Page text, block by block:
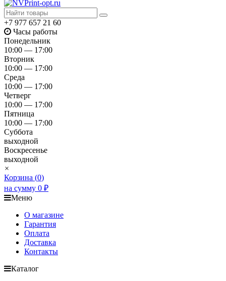
+7 977 657 21 60
Часы работы
Понедельник
10:00 — 17:00
Вторник
10:00 — 17:00
Среда
10:00 — 17:00
Четверг
10:00 — 17:00
Пятница
10:00 — 17:00
Суббота
выходной
Воскресенье
выходной
×
Корзина (0)
на сумму 0 ₽
Меню
О магазине
Гарантия
Оплата
Доставка
Контакты
Каталог